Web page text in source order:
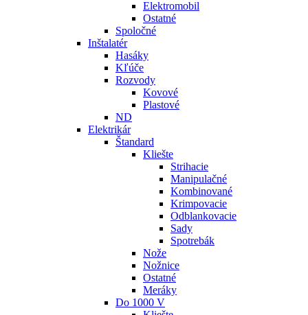
Elektromobil
Ostatné
Spoločné
Inštalatér
Hasáky
Kľúče
Rozvody
Kovové
Plastové
ND
Elektrikár
Štandard
Kliešte
Strihacie
Manipulačné
Kombinované
Krimpovacie
Odblankovacie
Sady
Spotrebák
Nože
Nožnice
Ostatné
Meráky
Do 1000 V